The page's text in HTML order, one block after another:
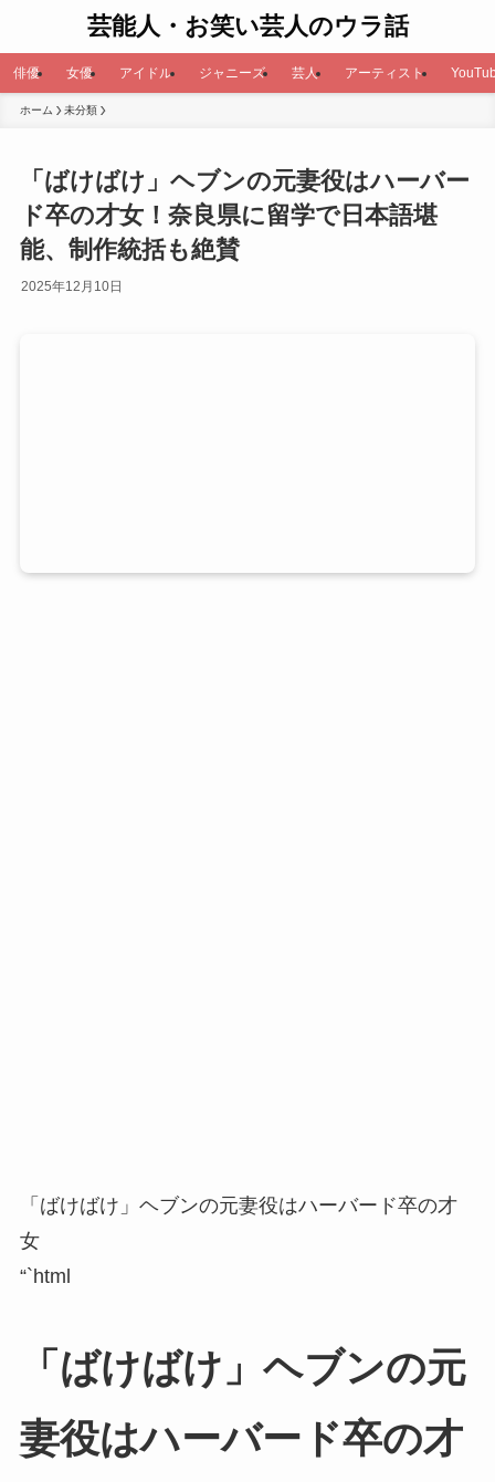
芸能人・お笑い芸人のウラ話
俳優 女優 アイドル ジャニーズ 芸人 アーティスト
ホーム 未分類
「ばけばけ」ヘブンの元妻役はハーバー
ド卒の才女！奈良県に留学で日本語堪
能、制作統括も絶賛
2025年12月10日
「ばけばけ」ヘブンの元妻役はハーバード卒の才
女
“`html
「ばけばけ」ヘブンの元
妻役はハーバード卒の才